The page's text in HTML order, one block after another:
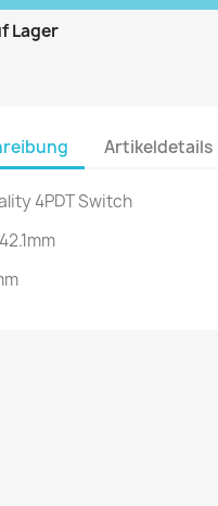
Lager
Artikeldetails
4PDT Switch